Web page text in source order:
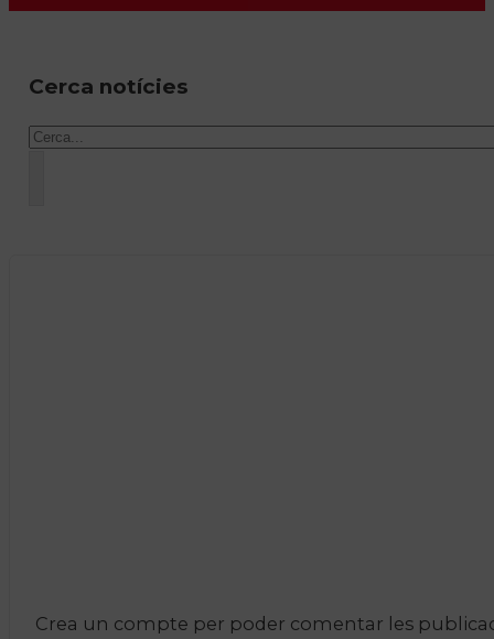
Cerca notícies
Cercar
Crea un compte per poder comentar les